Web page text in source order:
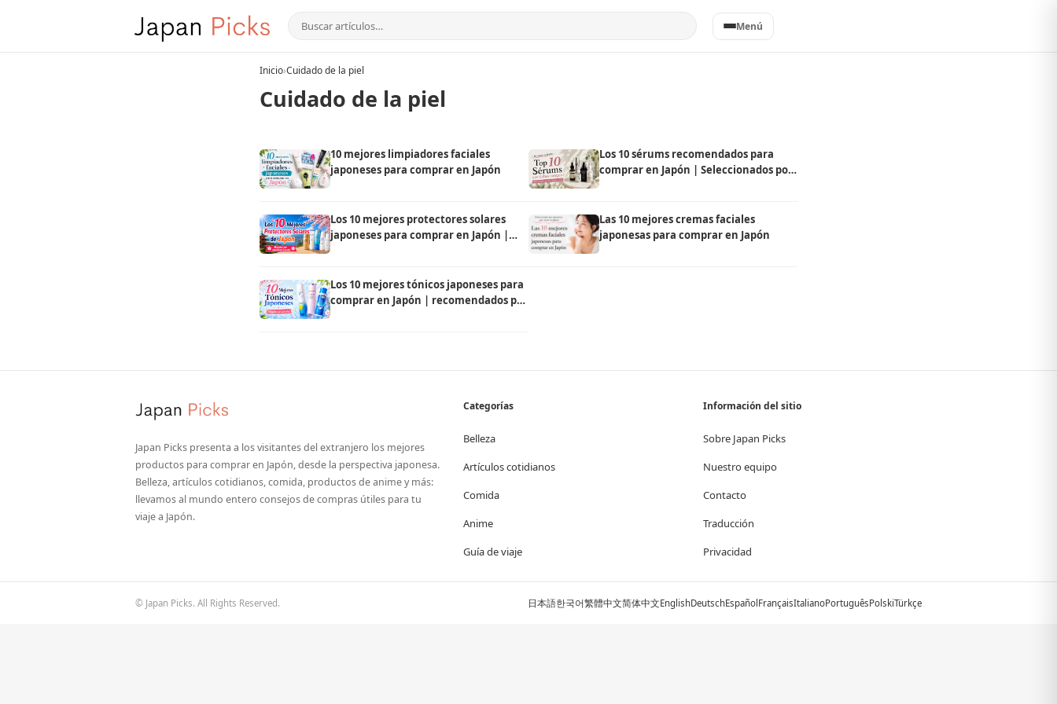
Menú
Inicio›Cuidado de la piel
Cuidado de la piel
10 mejores limpiadores faciales
japoneses para comprar en Japón
Los 10 sérums recomendados para
comprar en Japón | Seleccionados por
Los 10 mejores protectores solares
japoneses para comprar en Japón |
Las 10 mejores cremas faciales
japonesas para comprar en Japón
Los 10 mejores tónicos japoneses para
comprar en Japón | recomendados por
Japan Picks presenta a los visitantes del extranjero los mejores
productos para comprar en Japón, desde la perspectiva japonesa.
Belleza, artículos cotidianos, comida, productos de anime y más:
llevamos al mundo entero consejos de compras útiles para tu
viaje a Japón.
Categorías
Belleza
Artículos cotidianos
Comida
Anime
Guía de viaje
Información del sitio
Sobre Japan Picks
Nuestro equipo
Contacto
Traducción
Privacidad
© Japan Picks. All Rights Reserved. 日本語한국어繁體中文简体中文EnglishDeutschEspañol FrançaisItalianoPortuguêsPolskiTürkçe